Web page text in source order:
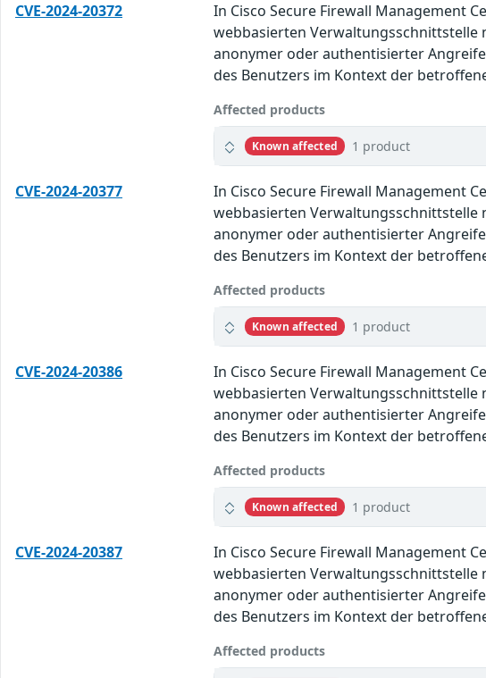
CVE-2024-20372
In Cisco Secure Firewall Management
webbasierten Verwaltungsschnittstelle
anonymer oder authentisierter
des Benutzers im Kontext der
Affected products
Known affected 1 product
CVE-2024-20377
In Cisco Secure Firewall Management
webbasierten Verwaltungsschnittstelle
anonymer oder authentisierter
des Benutzers im Kontext der
Affected products
Known affected 1 product
CVE-2024-20386
In Cisco Secure Firewall Management
webbasierten Verwaltungsschnittstelle
anonymer oder authentisierter
des Benutzers im Kontext der
Affected products
Known affected 1 product
CVE-2024-20387
In Cisco Secure Firewall Management
webbasierten Verwaltungsschnittstelle
anonymer oder authentisierter
des Benutzers im Kontext der
Affected products